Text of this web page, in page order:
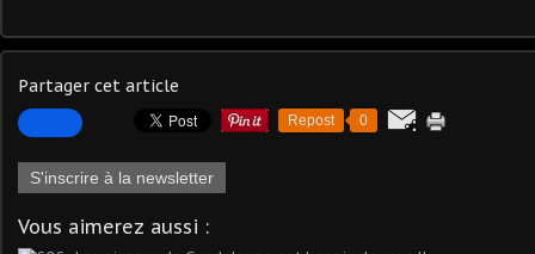
Partager cet article
Repost 0
S'inscrire à la newsletter
Vous aimerez aussi :